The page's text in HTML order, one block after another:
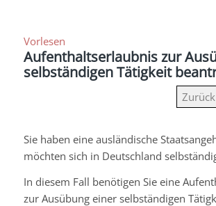
Vorlesen
Aufenthaltserlaubnis zur
selbständigen Tätigkeit
Sie haben eine ausländische
möchten sich in Deutschland
In diesem Fall benötigen Sie eine
zur Ausübung einer selbständigen